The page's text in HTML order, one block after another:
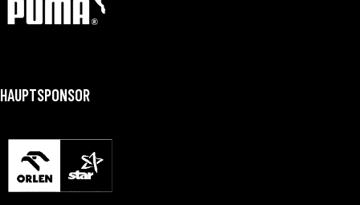
HAUPTSPONSOR